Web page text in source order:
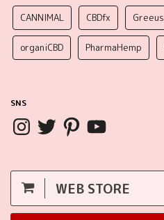
CANNIMAL CBDfx Greeus
organiCBD PharmaHemp
SNS
WEB STORE